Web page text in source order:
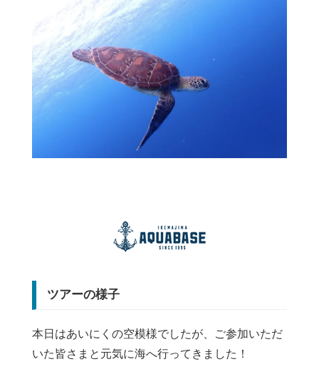
ツアーの様子
本日はあいにくの空模様でしたが、ご参加いただ
いた皆さまと元気に海へ行ってきました！